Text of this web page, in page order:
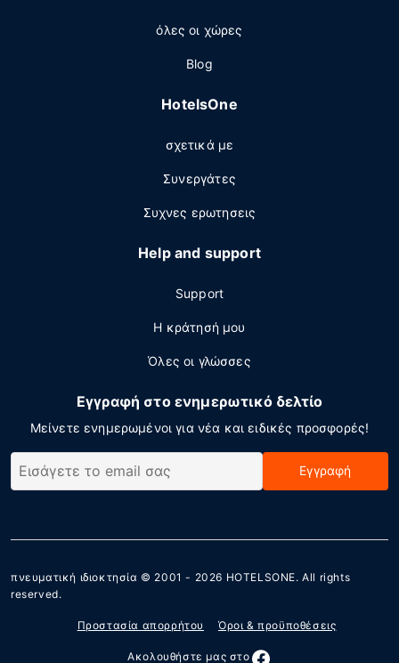
όλες οι χώρες
Blog
HotelsOne
σχετικά με
Συνεργάτες
Συχνες ερωτησεις
Help and support
Support
Η κράτησή μου
Όλες οι γλώσσες
Εγγραφή στο ενημερωτικό δελτίο
Μείνετε ενημερωμένοι για νέα και ειδικές προσφορές!
Εγγραφή
πνευματική ιδιοκτησία © 2001 - 2026 HOTELSONE. All rights
reserved.
Προστασία απορρήτου Όροι & προϋποθέσεις
Ακολουθήστε μας στο